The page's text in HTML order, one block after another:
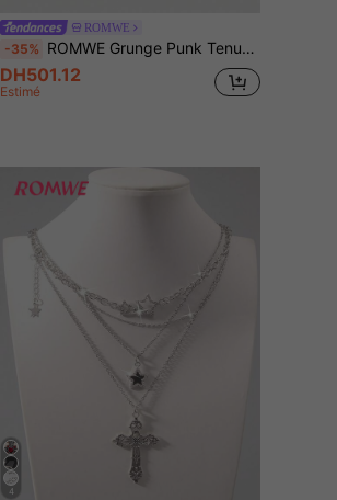
ROMWE
-35% ROMWE Grunge Punk Tenue de Carnaval Punk Rock Diva, Festival de Musique, Fête du Nouvel An, Ensemble 2 Pièces Top ras-du-cou Sexy à Paillettes & Short Y2K pour Femmes
DH501.12
Estimé
4